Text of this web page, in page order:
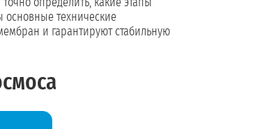
точно определить, какие этапы
технические
и гарантируют стабильную